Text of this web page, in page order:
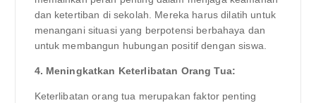
dan ketertiban di sekolah. Mereka harus dilatih untuk
menangani situasi yang berpotensi berbahaya dan
untuk membangun hubungan positif dengan siswa.
4. Meningkatkan Keterlibatan Orang Tua:
Keterlibatan orang tua merupakan faktor penting